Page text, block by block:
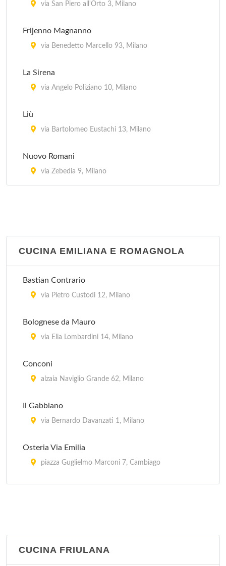
via San Piero all'Orto 3, Milano
Frijenno Magnanno
via Benedetto Marcello 93, Milano
La Sirena
via Angelo Poliziano 10, Milano
Liù
via Bartolomeo Eustachi 13, Milano
Nuovo Romani
via Zebedia 9, Milano
CUCINA EMILIANA E ROMAGNOLA
Bastian Contrario
via Pietro Custodi 12, Milano
Bolognese da Mauro
via Elia Lombardini 14, Milano
Conconi
alzaia Naviglio Grande 62, Milano
Il Gabbiano
via Bernardo Davanzati 1, Milano
Osteria Via Emilia
piazza Guglielmo Marconi 7, Cambiago
CUCINA FRIULANA